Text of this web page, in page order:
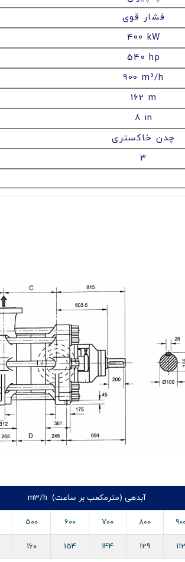
فشار قوی
400 kW
540 hp
900 m³/h
162 m
8 in
چدن خاکستری
3
آبدهی (مترمکعب بر ساعت) m3/h
800
700
600
500
112
129
144
154
160